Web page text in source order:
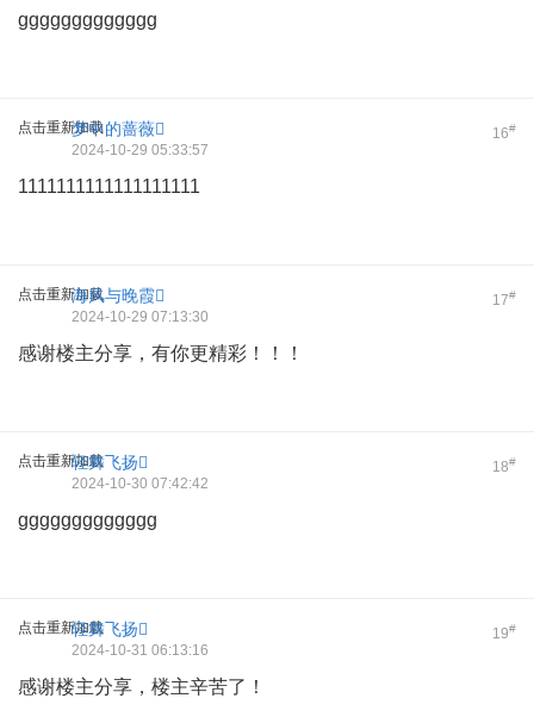
ggggggggggggg
点击重新加载 16#
梦中的蔷薇
2024-10-29 05:33:57
1111111111111111111
点击重新加载 17#
海风与晚霞
2024-10-29 07:13:30
感谢楼主分享，有你更精彩！！！
点击重新加载 18#
轻舞飞扬
2024-10-30 07:42:42
ggggggggggggg
点击重新加载 19#
轻舞飞扬
2024-10-31 06:13:16
感谢楼主分享，楼主辛苦了！